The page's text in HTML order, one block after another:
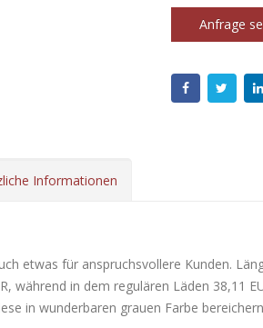
Anfrage
Informationen
etwas für anspruchsvollere Kunden.
während in dem regulären Läden 38,11
in wunderbaren grauen Farbe